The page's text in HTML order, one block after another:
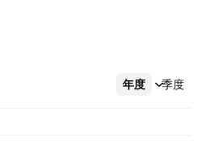
年度 季度
更多